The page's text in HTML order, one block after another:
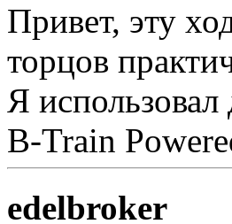
Привет, эту
торцов
Я
B-Train
edelbroker